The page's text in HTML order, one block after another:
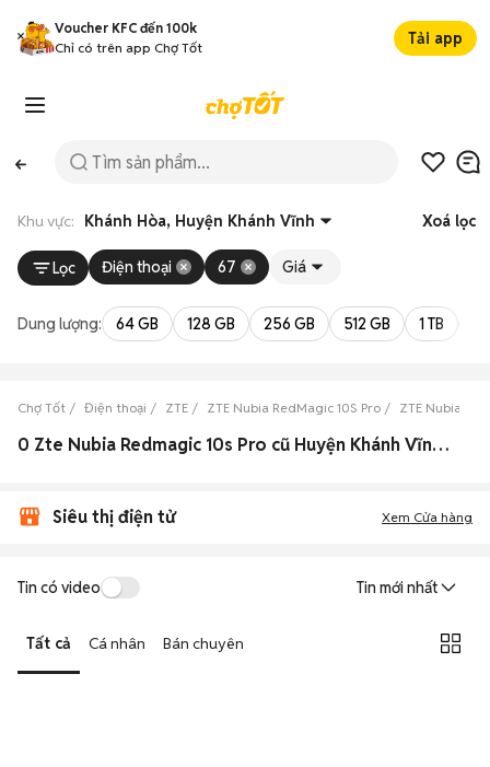
Voucher KFC đến 100k
Chỉ có trên app Chợ Tốt
Tải app
Khu vực: Khánh Hòa, Huyện Khánh Vĩnh Xoá lọc
Lọc Điện thoại 67 Giá
Dung lượng: 64 GB 128 GB 256 GB 512 GB 1 TB
Chợ Tốt Điện thoại ZTE ZTE Nubia RedMagic 10S Pro ZTE Nubia
0 Zte Nubia Redmagic 10s Pro cũ Huyện Khánh Vĩnh, Khánh Hòa đẹp
Siêu thị điện tử Xem Cửa hàng
Tin có video Tin mới nhất
Tất cả Cá nhân Bán chuyên